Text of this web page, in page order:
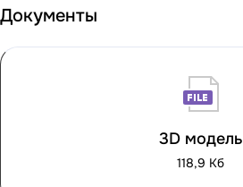
Документы
3D модель
118,9 Кб